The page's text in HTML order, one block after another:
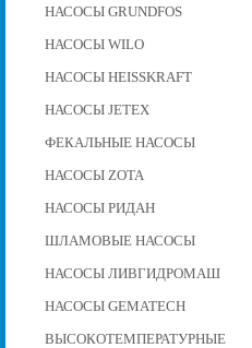
НАСОСЫ GRUNDFOS
НАСОСЫ WILO
НАСОСЫ HEISSKRAFT
НАСОСЫ JETEX
ФЕКАЛЬНЫЕ НАСОСЫ
НАСОСЫ ZOTA
НАСОСЫ РИДАН
ШЛАМОВЫЕ НАСОСЫ
НАСОСЫ ЛИВГИДРОМАШ
НАСОСЫ GEMATECH
ВЫСОКОТЕМПЕРАТУРНЫЕ